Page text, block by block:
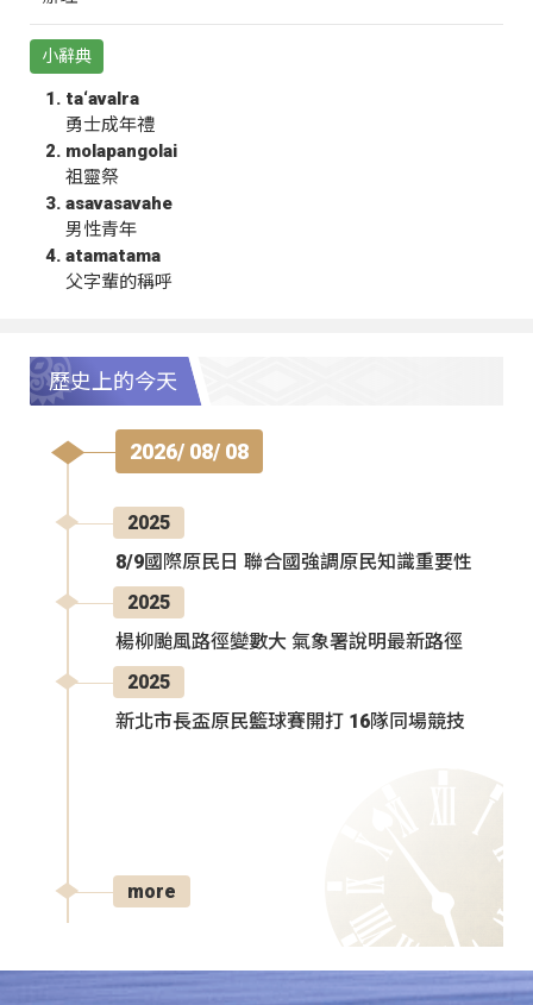
小辭典
ta‘avalra
勇士成年禮
molapangolai
祖靈祭
asavasavahe
男性青年
atamatama
父字輩的稱呼
歷史上的今天
2026/ 08/ 08
2025
8/9國際原民日 聯合國強調原民知識重要性
2025
楊柳颱風路徑變數大 氣象署說明最新路徑
2025
新北市長盃原民籃球賽開打 16隊同場競技
more